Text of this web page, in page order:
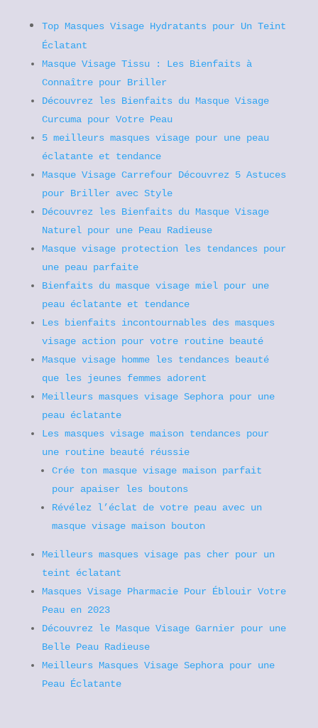
Top Masques Visage Hydratants pour Un Teint
Éclatant
Masque Visage Tissu : Les Bienfaits à
Connaître pour Briller
Découvrez les Bienfaits du Masque Visage
Curcuma pour Votre Peau
5 meilleurs masques visage pour une peau
éclatante et tendance
Masque Visage Carrefour Découvrez 5 Astuces
pour Briller avec Style
Découvrez les Bienfaits du Masque Visage
Naturel pour une Peau Radieuse
Masque visage protection les tendances pour
une peau parfaite
Bienfaits du masque visage miel pour une
peau éclatante et tendance
Les bienfaits incontournables des masques
visage action pour votre routine beauté
Masque visage homme les tendances beauté
que les jeunes femmes adorent
Meilleurs masques visage Sephora pour une
peau éclatante
Les masques visage maison tendances pour
une routine beauté réussie
Crée ton masque visage maison parfait
pour apaiser les boutons
Révélez l’éclat de votre peau avec un
masque visage maison bouton
Meilleurs masques visage pas cher pour un
teint éclatant
Masques Visage Pharmacie Pour Éblouir Votre
Peau en 2023
Découvrez le Masque Visage Garnier pour une
Belle Peau Radieuse
Meilleurs Masques Visage Sephora pour une
Peau Éclatante